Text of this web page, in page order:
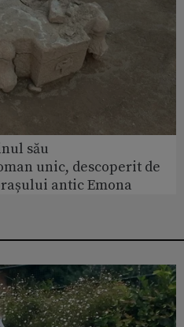
său
unic, descoperit de
antic Emona